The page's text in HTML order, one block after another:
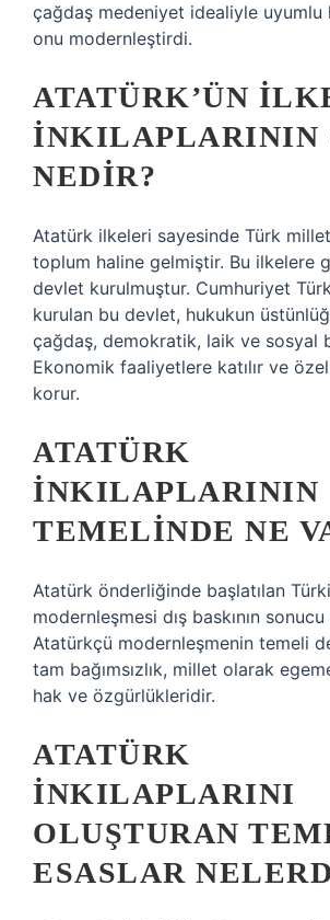
çağdaş medeniyet idealiyle uyumlu
onu modernleştirdi.
ATATÜRK’ÜN
INKILAPLARININ
NEDIR?
Atatürk ilkeleri sayesinde Türk
toplum haline gelmiştir. Bu ilkelere
devlet kurulmuştur. Cumhuriyet
kurulan bu devlet, hukukun
çağdaş, demokratik, laik ve sosyal
Ekonomik faaliyetlere katılır ve
korur.
ATATÜRK
INKILAPLARININ
TEMELINDE NE
Atatürk önderliğinde başlatılan
modernleşmesi dış baskının
Atatürkçü modernleşmenin temeli
tam bağımsızlık, millet olarak
hak ve özgürlükleridir.
ATATÜRK
INKILAPLARINI
OLUŞTURAN
ESASLAR